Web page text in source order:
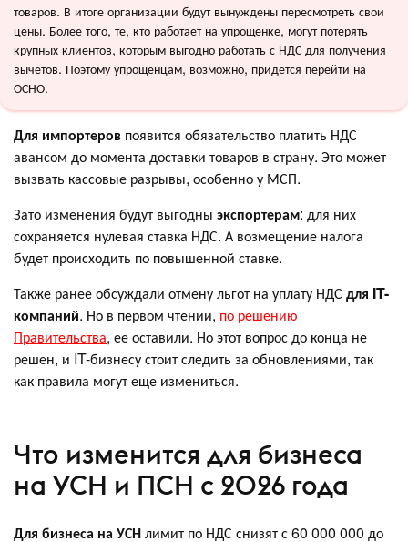
товаров. В итоге организации будут вынуждены пересмотреть свои
цены. Более того, те, кто работает на упрощенке, могут потерять
крупных клиентов, которым выгодно работать с НДС для получения
вычетов. Поэтому упрощенцам, возможно, придется перейти на
ОСНО.
Для импортеров появится обязательство платить НДС
авансом до момента доставки товаров в страну. Это может
вызвать кассовые разрывы, особенно у МСП.
Зато изменения будут выгодны экспортерам: для них
сохраняется нулевая ставка НДС. А возмещение налога
будет происходить по повышенной ставке.
Также ранее обсуждали отмену льгот на уплату НДС для IT-
компаний. Но в первом чтении, по решению
Правительства, ее оставили. Но этот вопрос до конца не
решен, и IT-бизнесу стоит следить за обновлениями, так
как правила могут еще измениться.
Что изменится для бизнеса
на УСН и ПСН с 2026 года
Для бизнеса на УСНлимит по НДС снизят с 60 000 000 до